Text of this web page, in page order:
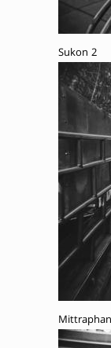
Sukon 2